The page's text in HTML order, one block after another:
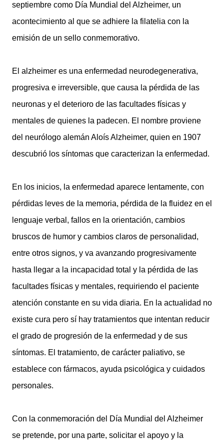
septiembre como Día Mundial del Alzheimer, un
acontecimiento al que se adhiere la filatelia con la
emisión de un sello conmemorativo.
El alzheimer es una enfermedad neurodegenerativa,
progresiva e irreversible, que causa la pérdida de las
neuronas y el deterioro de las facultades físicas y
mentales de quienes la padecen. El nombre proviene
del neurólogo alemán Aloís Alzheimer, quien en 1907
descubrió los síntomas que caracterizan la enfermedad.
En los inicios, la enfermedad aparece lentamente, con
pérdidas leves de la memoria, pérdida de la fluidez en el
lenguaje verbal, fallos en la orientación, cambios
bruscos de humor y cambios claros de personalidad,
entre otros signos, y va avanzando progresivamente
hasta llegar a la incapacidad total y la pérdida de las
facultades físicas y mentales, requiriendo el paciente
atención constante en su vida diaria. En la actualidad no
existe cura pero sí hay tratamientos que intentan reducir
el grado de progresión de la enfermedad y de sus
síntomas. El tratamiento, de carácter paliativo, se
establece con fármacos, ayuda psicológica y cuidados
personales.
Con la conmemoración del Día Mundial del Alzheimer
se pretende, por una parte, solicitar el apoyo y la